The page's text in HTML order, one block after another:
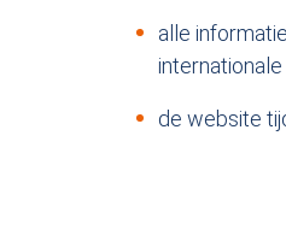
alle
de website